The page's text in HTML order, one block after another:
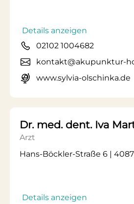
Details anzeigen
02102 1004682
kontakt@akupunktur-
www.sylvia-olschinka.de
Dr. med. dent. Iva
Arzt
Hans-Böckler-Straße 6 |
Details anzeigen